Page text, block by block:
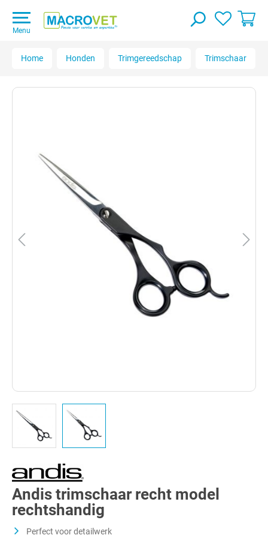
Menu
Home Honden Trimgereedschap Trimschaar
Andis trimschaar recht model
rechtshandig
Perfect voor detailwerk